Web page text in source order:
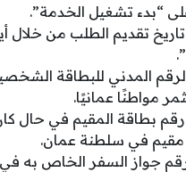
“بدء تشغيل الخدمة”.
تقديم الطلب من خلال
المدني للبطاقة
مواطنًا عمانيًا.
بطاقة المقيم في حال
مقيم في سلطنة عمان.
رقم جواز السفر الخاص به